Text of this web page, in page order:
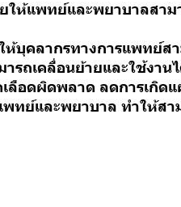
ห้แพทย์และพยาบาลสา
ห้บุคลากรทางการแพทย์ส
รถเคลื่อนย้ายและใช้งาน
ลือดผิดพลาด ลดการเกิด
ทย์และพยาบาล ทำให้ส